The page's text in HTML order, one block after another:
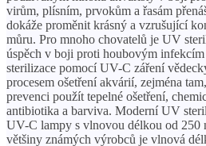
virům, plísním, prvokům a řasám
dokáže proměnit krásný a vzrušující
můru. Pro mnoho chovatelů je UV
úspěch v boji proti houbovým
sterilizace pomocí UV-C záření
procesem ošetření akvárií, zejména
prevenci použít tepelné ošetření,
antibiotika a barviva. Moderní UV
UV-C lampy s vlnovou délkou od 250
většiny známých výrobců je vlnová